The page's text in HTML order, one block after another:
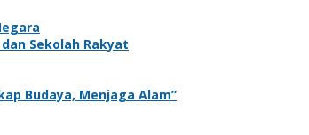
Sekolah Rakyat
Budaya, Menjaga Alam”